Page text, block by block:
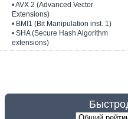
• AVX 2 (Advanced Vector
Extensions)
• BMI1 (Bit Manipulation inst. 1)
• SHA (Secure Hash Algorithm
extensions)